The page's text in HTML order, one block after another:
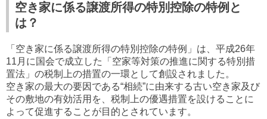
空き家に係る譲渡所得の特別控除の特例と
は？
「空き家に係る譲渡所得の特別控除の特例」は、平成26年
11月に国会で成立した「空家等対策の推進に関する特別措
置法」の税制上の措置の一環として創設されました。
空き家の最大の要因である“相続”に由来する古い空き家及び
その敷地の有効活用を、税制上の優遇措置を設けることに
よって促進することが目的とされています。